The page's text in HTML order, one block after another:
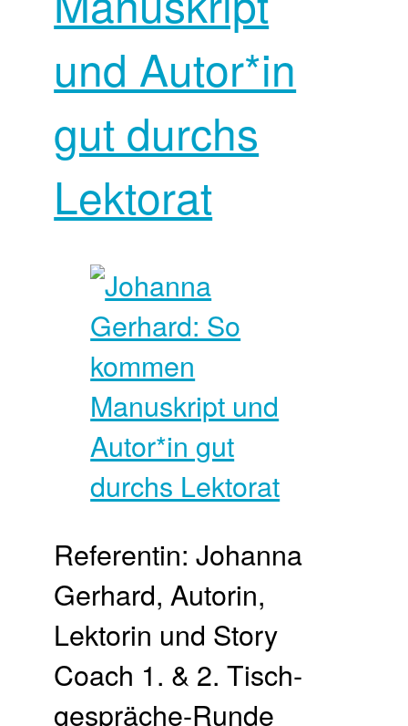
und Autor*in
gut durchs
Lektorat
Referentin: Johanna
Gerhard, Autorin,
Lektorin und Story
Coach 1. & 2. Tisch­
gespräche-Runde